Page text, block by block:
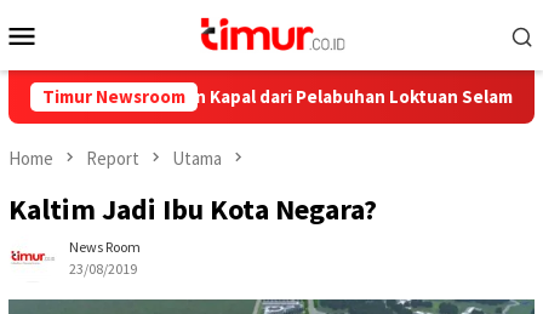
to
Menu
Timur Newsroom
Pelayaran Kapal dari Pelabuhan Loktuan Selama Juli 2026
Home Report Utama
Kaltim Jadi Ibu Kota Negara?
News Room
23/08/2019